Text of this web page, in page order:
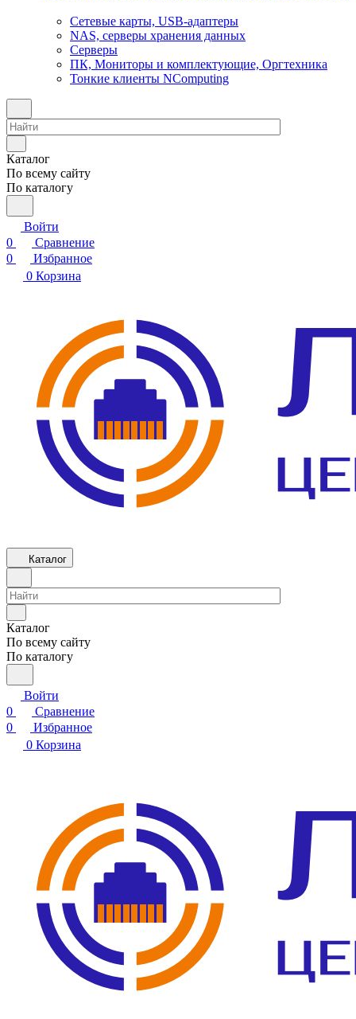
Сетевые карты, USB-адаптеры
NAS, серверы хранения данных
Серверы
ПК, Мониторы и комплектующие, Оргтехника
Тонкие клиенты NComputing
Каталог
По всему сайту
По каталогу
Войти
0
Сравнение
0
Избранное
0 Корзина
Каталог
Каталог
По всему сайту
По каталогу
Войти
0
Сравнение
0
Избранное
0 Корзина